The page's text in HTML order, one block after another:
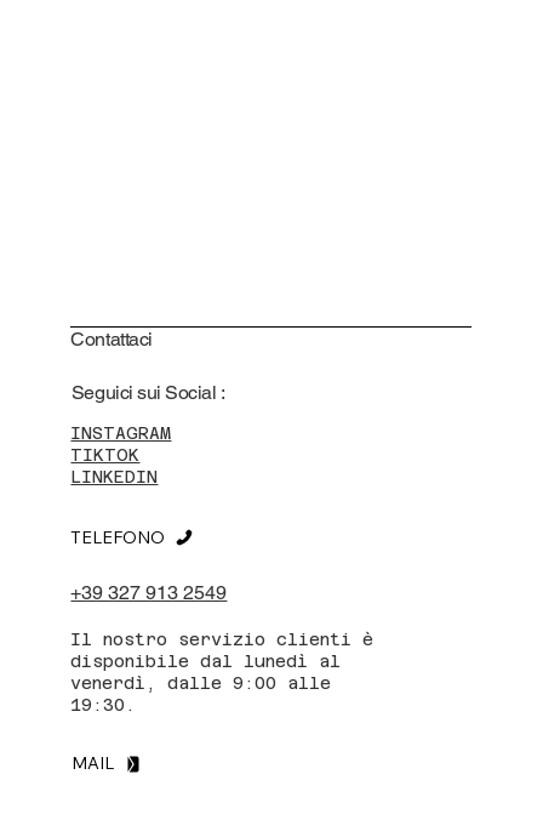
Contattaci
INSTAGRAM
TIKTOK
LINKEDIN
Seguici sui Social :
+39 327 913 2549
TELEFONO
Il nostro servizio clienti è
disponibile dal lunedì al
venerdì, dalle 9:00 alle
19:30.
MAIL